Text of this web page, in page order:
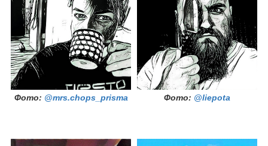
Фото: @mrs.chops_prisma Фото: @liepota